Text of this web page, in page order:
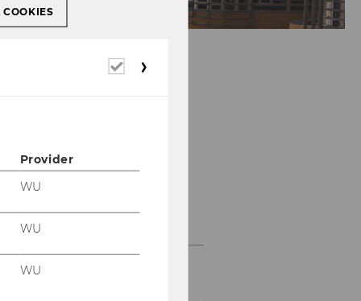
Research on Nazi-
Keyword: Provenance
COOKIES
Required
Provider
WU
WU
WU